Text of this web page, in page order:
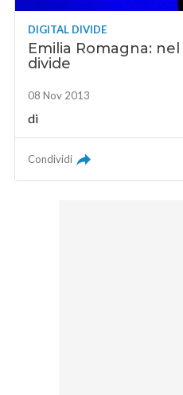
DIGITAL DIVIDE
Emilia Romagna:
divide
08 Nov 2013
di
Condividi